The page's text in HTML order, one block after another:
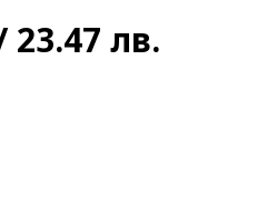
23.47 лв.